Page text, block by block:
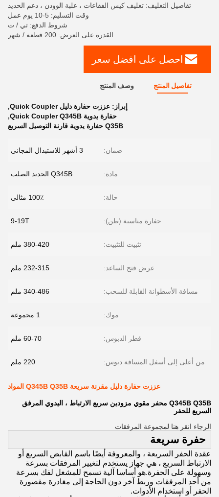
تفاصيل التغليف: تغليف كيس الفقاعات ، علبة الوودن ، دعم الحديد
وقت التسليم: 5-10 يوم عمل
شروط الدفع: تي / ت
القدرة على العرض: 200 قطعة / شهر
احصل على افضل سعر
تفاصيل المنتج وصف المنتج
إبراز: عززت حفارة دليل Quick Coupler
,
حفارة يدوية Quick Coupler Q345B
,
Q35B حفارة يدوية قارنة التوصيل السريع
ضمان: 3 أشهر للاستبدال المجاني
مادة: Q345B الحديد الصلب
حالة: 100٪ مثالي
حفارة مناسبة (طن): 9-19T
تثبيت للتثبيت: 380-420 ملم
عرض فتح الساعد: 232-315 ملم
مسافة الأسطوانة القابلة للسحب: 340-486 ملم
موك: 1 مجموعة
قطر الدبوس: 60-70 ملم
من أعلى إلى أسفل المسافة دبوس: 220 ملم
عززت حفارة دليل مقرنة سريعة Q345B Q35B المواد
Q345B Q35B محفر مقوي مزودين سريع الارتباط ، اليدوي المرفق
السريع للحفر
الرجاء انقر هنا لمجموعة المرفقات
حفرة سريعة
عقدة الحفر السريعة ، والمعروفة أيضًا باسم القابض السريع أو
الارتباط السريع ، هي جهاز يستخدم لتغيير المرفقات بسرعة
وسهولة على الحفرة.هو أساسا آلية تسمح للمشغل لفك بسرعة
من أحد المرفقات وربط آخر دون الحاجة إلى مغادرة مقصورة
الحفر أو استخدام الأدوات.